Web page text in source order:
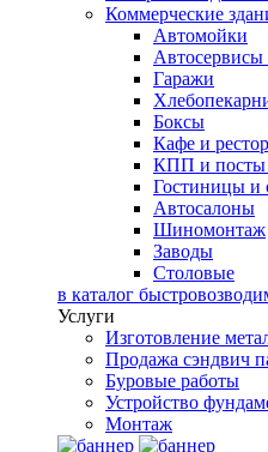
Коммерческие
Автомойки
Гаражи
Боксы
Кафе и
КПП и посты
Гостиницы и
Автосалоны
Шиномонтаж
Заводы
Столовые
в каталог
Услуги
Изготовление
Продажа сэндвич
Буровые работы
Устройство
Монтаж